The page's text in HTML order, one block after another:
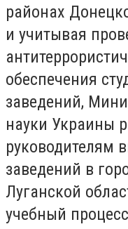
районах
и учитывая
обеспечения
заведений,
науки Украины
руководителям
заведений в
Луганской
учебный